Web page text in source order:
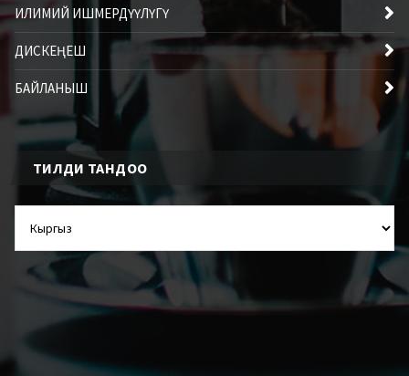
ИЛИМИЙ ИШМЕРДҮҮЛҮГҮ
ДИСКЕҢЕШ
БАЙЛАНЫШ
ТИЛДИ ТАНДОО
ТАНДОО